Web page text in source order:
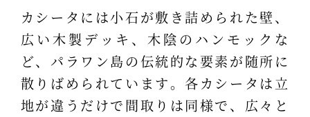
カシータには小石が敷き詰められた壁、
広い木製デッキ、木陰のハンモックな
ど、パラワン島の伝統的な要素が随所に
散りばめられています。各カシータは立
地が違うだけで間取りは同様で、広々と